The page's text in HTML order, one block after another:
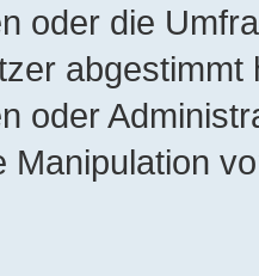
oder die
oder
Manipulation